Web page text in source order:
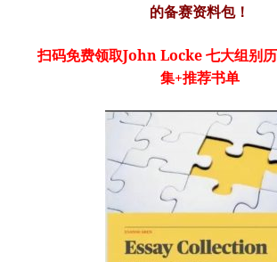
的备赛资料包！
扫码免费领取John Locke 七大组别
集+推荐书单